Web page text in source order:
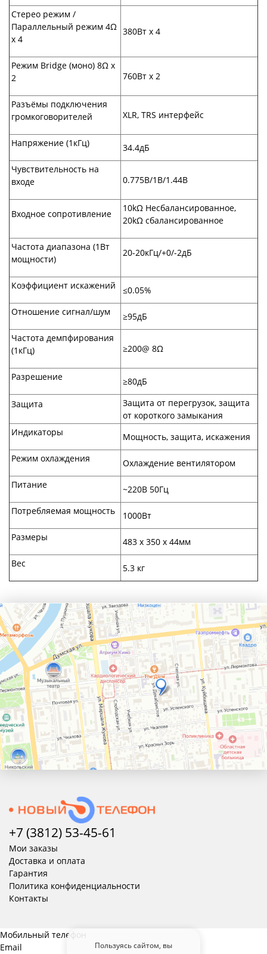
Стерео режим /
Параллельный режим 4Ω
х 4
380Вт х 4
Режим Bridge (моно) 8Ω x
2
760Вт x 2
Разъёмы подключения
громкоговорителей
XLR, TRS интерфейс
Напряжение (1кГц)
34.4дБ
Чувствительность на
входе
0.775В/1В/1.44В
Входное сопротивление
10kΩ Несбалансированное,
20kΩ сбалансированное
20-20кГц/+0/-2дБ
Частота диапазона (1Вт
мощности)
Коэффициент искажений
≤0.05%
Отношение сигнал/шум
≥95дБ
Частота демпфирования
(1кГц)
≥200@ 8Ω
Разрешение
≥80дБ
Защита
Защита от перегрузок, защита
от короткого замыкания
Индикаторы
Мощность, защита, искажения
Режим охлаждения
Охлаждение вентилятором
Питание
~220В 50Гц
Потребляемая мощность
1000Вт
Размеры
483 х 350 х 44мм
Вес
5.3 кг
+7 (3812) 53-45-61
Мои заказы
Доставка и оплата
Гарантия
Политика конфиденциальности
Контакты
Пользуясь сайтом, вы
Мобильный телефон
Email